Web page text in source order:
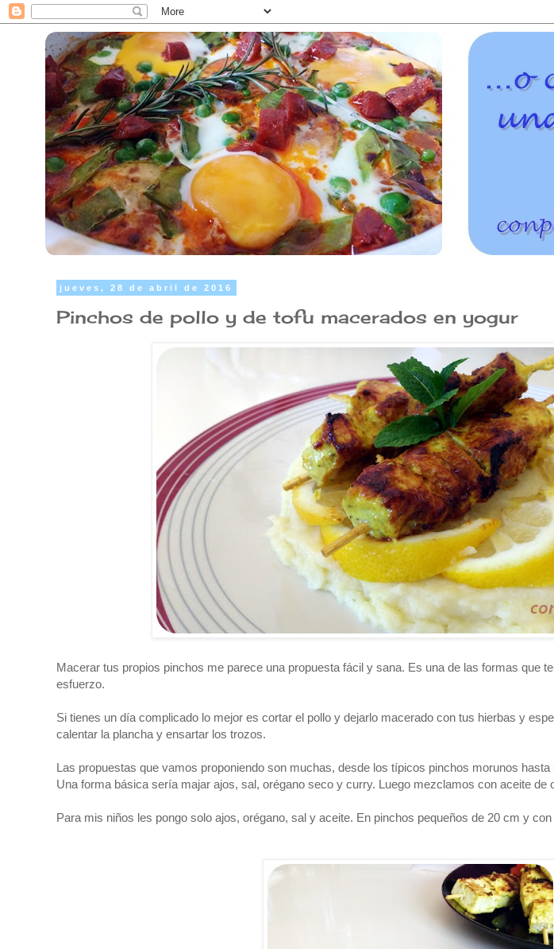
jueves, 28 de abril de 2016
Pinchos de pollo y de tofu macerados en yogur
Macerar tus propios pinchos me parece una propuesta fácil y sana. Es una de las formas que
esfuerzo.
Si tienes un día complicado lo mejor es cortar el pollo y dejarlo macerado con tus hierbas y
calentar la plancha y ensartar los trozos.
Las propuestas que vamos proponiendo son muchas, desde los típicos pinchos morunos
Una forma básica sería majar ajos, sal, orégano seco y curry. Luego mezclamos con aceite de
Para mis niños les pongo solo ajos, orégano, sal y aceite. En pinchos pequeños de 20 cm y con